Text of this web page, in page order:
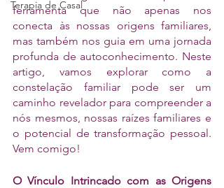
Terapia de Casal
ferramenta que não apenas nos
conecta às nossas origens familiares,
mas também nos guia em uma jornada
profunda de autoconhecimento. Neste
artigo, vamos explorar como a
constelação familiar pode ser um
caminho revelador para compreender a
nós mesmos, nossas raízes familiares e
o potencial de transformação pessoal.
Vem comigo!
O Vínculo Intrincado com as Origens